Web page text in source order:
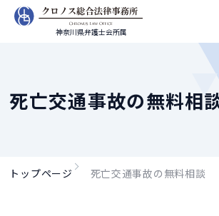
神奈川県弁護士会所属
死亡交通事故の無料相
トップページ 死亡交通事故の無料相談